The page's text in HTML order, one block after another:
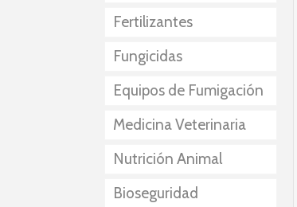
Fertilizantes
Fungicidas
Equipos de Fumigación
Medicina Veterinaria
Nutrición Animal
Bioseguridad